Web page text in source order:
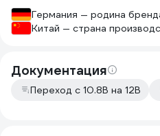
Германия — родина
Китай — страна
Документация
Переход с 10.8В на 12В